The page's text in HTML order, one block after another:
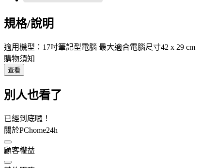
規格/說明
適用機型：17吋筆記型電腦 最大適合電腦尺寸42 x 29 cm
購物須知
查看
別人也看了
已經到底囉！
關於PChome24h
顧客權益